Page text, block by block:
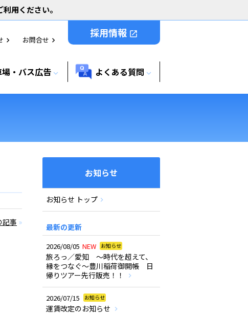
用ください。
chevron_right お問合せ chevron_right
採用情報 open_in_new
・バス広告expand_more よくある質問 expand_more
記事 »
お知らせ
お知らせ トップ
最新の更新
2026/08/05 NEW お知らせ
旅ろっ／愛知 ～時代を超えて、
縁をつなぐ～豊川稲荷御開帳 日
帰りツアー先行販売！！
2026/07/15 お知らせ
運賃改定のお知らせ